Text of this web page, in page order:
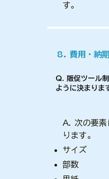
す。
8. 費用・納
Q. 販促ツール制作の費用はどの
ように決まりま
A. 次の要素
ります。
サイズ
部数